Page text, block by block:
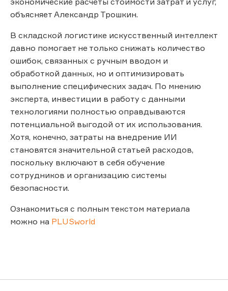
объясняет Александр Трошкин.
В складской логистике искусственный интеллект
давно помогает не только снижать количество
ошибок, связанных с ручным вводом и
обработкой данных, но и оптимизировать
выполнение специфических задач. По мнению
эксперта, инвестиции в работу с данными
технологиями полностью оправдываются
потенциальной выгодой от их использования.
Хотя, конечно, затраты на внедрение ИИ
становятся значительной статьей расходов,
поскольку включают в себя обучение
сотрудников и организацию системы
безопасности.
Ознакомиться с полным текстом материала
можно на PLUSworld